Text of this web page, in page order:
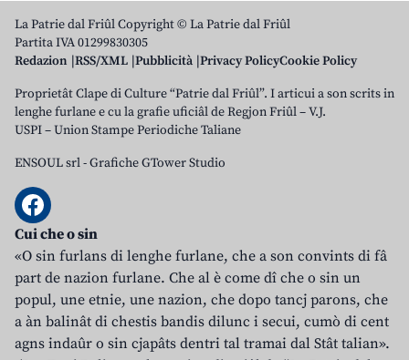
La Patrie dal Friûl Copyright © La Patrie dal Friûl
Partita IVA 01299830305
Redazion RSS/XML Pubblicità Privacy PolicyCookie Policy
Proprietât Clape di Culture “Patrie dal Friûl”. I articui a son scrits in
lenghe furlane e cu la grafie uficiâl de Regjon Friûl – V.J.
USPI – Union Stampe Periodiche Taliane
ENSOUL srl-Grafiche GTower Studio
Cui che o sin
«O sin furlans di lenghe furlane, che a son convints di fâ
part de nazion furlane. Che al è come dî che o sin un
popul, une etnie, une nazion, che dopo tancj parons, che
a àn balinât di chestis bandis dilunc i secui, cumò di cent
agns indaûr o sin cjapâts dentri tal tramai dal Stât talian».